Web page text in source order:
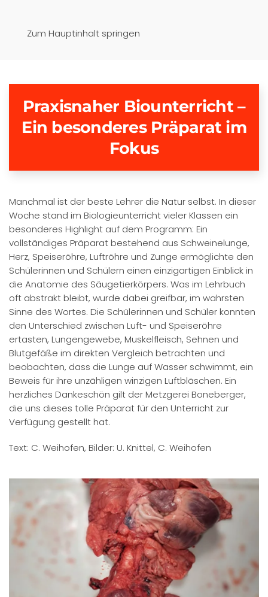
Zum Hauptinhalt springen
Schongau
Praxisnaher Biounterricht –
Ein besonderes Präparat im
Fokus
Manchmal ist der beste Lehrer die Natur selbst. In dieser
Woche stand im Biologieunterricht vieler Klassen ein
besonderes Highlight auf dem Programm: Ein
vollständiges Präparat bestehend aus Schweinelunge,
Herz, Speiseröhre, Luftröhre und Zunge ermöglichte den
Schülerinnen und Schülern einen einzigartigen Einblick in
die Anatomie des Säugetierkörpers. Was im Lehrbuch
oft abstrakt bleibt, wurde dabei greifbar, im wahrsten
Sinne des Wortes. Die Schülerinnen und Schüler konnten
den Unterschied zwischen Luft- und Speiseröhre
ertasten, Lungengewebe, Muskelfleisch, Sehnen und
Blutgefäße im direkten Vergleich betrachten und
beobachten, dass die Lunge auf Wasser schwimmt, ein
Beweis für ihre unzähligen winzigen Luftbläschen. Ein
herzliches Dankeschön gilt der Metzgerei Boneberger,
die uns dieses tolle Präparat für den Unterricht zur
Verfügung gestellt hat.
Text: C. Weihofen, Bilder: U. Knittel, C. Weihofen